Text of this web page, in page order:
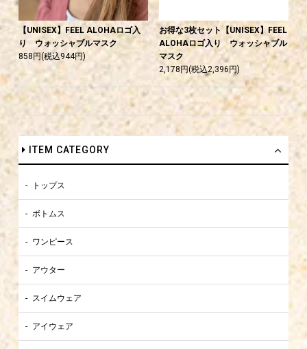
【UNISEX】FEEL ALOHAロゴ入
り ウォッシャブルマスク
858円(税込944円)
お得な3枚セット【UNISEX】FEEL
ALOHAロゴ入り ウォッシャブル
マスク
2,178円(税込2,396円)
ITEM CATEGORY
トップス
ボトムス
ワンピース
アウター
スイムウェア
アイウェア